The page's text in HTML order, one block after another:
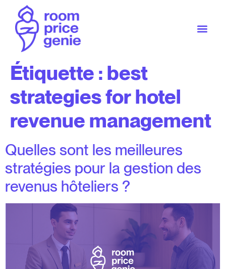
Étiquette : best
strategies for hotel
revenue management
Quelles sont les meilleures
stratégies pour la gestion des
revenus hôteliers ?